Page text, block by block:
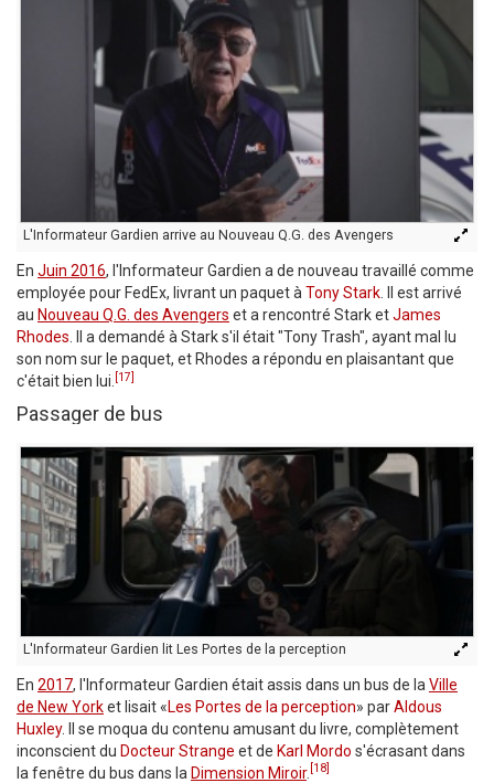
L'Informateur Gardien arrive au Nouveau Q.G. des Avengers
En Juin 2016, l'Informateur Gardien a de nouveau travaillé comme
employée pour FedEx, livrant un paquet à Tony Stark . Il est arrivé
au Nouveau Q.G. des Avengers et a rencontré Stark etJames
Rhodes . Il a demandé à Stark s'il était "Tony Trash", ayant mal lu
son nom sur le paquet, et Rhodes a répondu en plaisantant que
c'était bien lui. [17]
Passager de bus
L'Informateur Gardien lit Les Portes de la perception
En 2017, l'Informateur Gardien était assis dans un bus de la Ville
de New Yorket lisait «Les Portes de la perception» parAldous
Huxley. Il se moqua du contenu amusant du livre, complètement
inconscient du Docteur Strange et de Karl Mordo s'écrasant dans
la fenêtre du bus dans la Dimension Miroir. [18]